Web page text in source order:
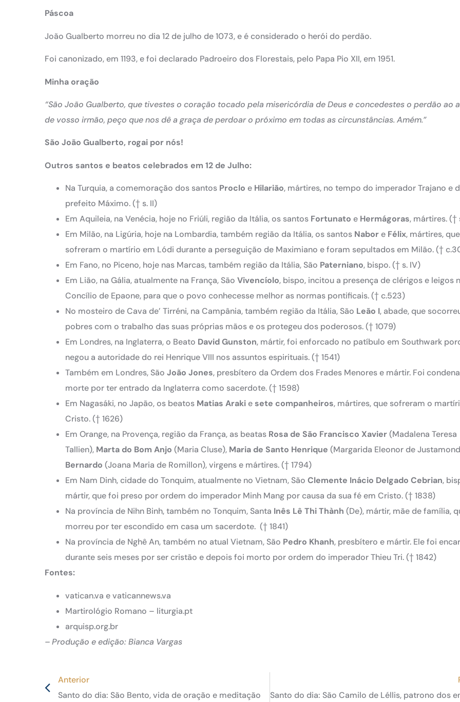
Páscoa
João Gualberto morreu no dia 12 de julho de 1073, e é considerado o herói do perdão.
Foi canonizado, em 1193, e foi declarado Padroeiro dos Florestais, pelo Papa Pio XII, em 1951.
Minha oração
“São João Gualberto, que tivestes o coração tocado pela misericórdia de Deus e concedestes o perdão ao
de vosso irmão, peço que nos dê a graça de perdoar o próximo em todas as circunstâncias. Amém.”
São João Gualberto, rogai por nós!
Outros santos e beatos celebrados em 12 de Julho:
Na Turquia, a comemoração dos santos Proclo e Hilarião, mártires, no tempo do imperador Trajano e
prefeito Máximo.(† s. II)
Em Aquileia, na Venécia, hoje no Friúli, região da Itália, os santos Fortunato e Hermágoras, mártires.(†
Em Milão, na Ligúria, hoje na Lombardia, também região da Itália, os santos Nabor e Félix, mártires, que
sofreram o martírio em Lódi durante a perseguição de Maximiano e foram sepultados em Milão.(†
Em Fano, no Piceno, hoje nas Marcas, também região da Itália, São Paterniano, bispo.(† s. IV)
Em Lião, na Gália, atualmente na França, São Vivencíolo, bispo, incitou a presença de clérigos e leigos
Concílio de Epaone, para que o povo conhecesse melhor as normas pontificais.(† c.523)
No mosteiro de Cava de’ Tirréni, na Campânia, também região da Itália, São Leão I, abade, que
pobres com o trabalho das suas próprias mãos e os protegeu dos poderosos.(† 1079)
Em Londres, na Inglaterra, o Beato DavidGunston, mártir, foi enforcado no patíbulo em Southwark
negou a autoridade do rei Henrique VIII nos assuntos espirituais.(† 1541)
Também em Londres, São João Jones, presbítero da Ordem dos Frades Menores e mártir. Foi
morte por ter entrado da Inglaterra como sacerdote.(† 1598)
Em Nagasáki, no Japão, os beatos Matias Araki e sete companheiros, mártires, que sofreram o
Cristo.(† 1626)
Em Orange, na Provença, região da França, as beatas Rosa de São Francisco Xavier(Madalena Teresa
Tallien), Marta do Bom Anjo (Maria Cluse), Maria de Santo Henrique (Margarida Eleonor de
Bernardo (Joana Maria de Romillon), virgens e mártires.(† 1794)
Em Nam Dinh, cidade do Tonquim, atualmente no Vietnam, São Clemente Inácio Delgado Cebrian,
mártir, que foi preso por ordem do imperador Minh Mang por causa da sua fé em Cristo.(† 1838)
Na província de Nihn Binh, também no Tonquim, Santa Inês Lê Thi Thành (De), mártir, mãe de família,
morreu por ter escondido em casa um sacerdote. († 1841)
Na província de Nghê An, também no atual Vietnam, São Pedro Khanh, presbítero e mártir. Ele foi
durante seis meses por ser cristão e depois foi morto por ordem do imperador Thieu Tri. († 1842)
Fontes:
vatican.va e vaticannews.va
Martirológio Romano – liturgia.pt
arquisp.org.br
– Produção e edição: Bianca Vargas
Anterior
Santo do dia: São Bento, vida de oração e meditação
Santo do dia: São Camilo de Léllis, patrono dos